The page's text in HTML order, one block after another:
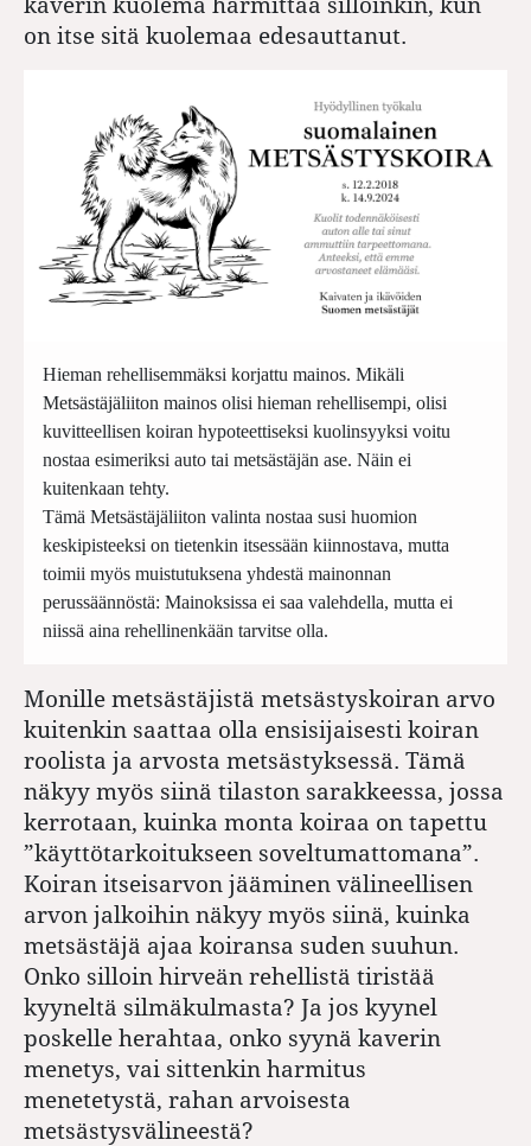
on itse sitä kuolemaa edesauttanut.
Hieman rehellisemmäksi korjattu mainos. Mikäli
Metsästäjäliiton mainos olisi hieman rehellisempi, olisi
kuvitteellisen koiran hypoteettiseksi kuolinsyyksi voitu
nostaa esimeriksi auto tai metsästäjän ase. Näin ei
kuitenkaan tehty.
Tämä Metsästäjäliiton valinta nostaa susi huomion
keskipisteeksi on tietenkin itsessään kiinnostava, mutta
toimii myös muistutuksena yhdestä mainonnan
perussäännöstä: Mainoksissa ei saa valehdella, mutta ei
niissä aina rehellinenkään tarvitse olla.
Monille metsästäjistä metsästyskoiran arvo
kuitenkin saattaa olla ensisijaisesti koiran
roolista ja arvosta metsästyksessä. Tämä
näkyy myös siinä tilaston sarakkeessa, jossa
kerrotaan, kuinka monta koiraa on tapettu
”käyttötarkoitukseen soveltumattomana”.
Koiran itseisarvon jääminen välineellisen
arvon jalkoihin näkyy myös siinä, kuinka
metsästäjä ajaa koiransa suden suuhun.
Onko silloin hirveän rehellistä tiristää
kyyneltä silmäkulmasta? Ja jos kyynel
poskelle herahtaa, onko syynä kaverin
menetys, vai sittenkin harmitus
menetetystä, rahan arvoisesta
metsästysvälineestä?